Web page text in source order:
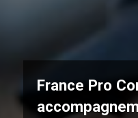
France Pro